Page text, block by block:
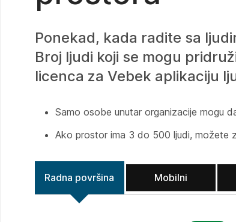
Ponekad, kada radite sa
Broj ljudi koji se mogu
licenca za Vebek aplikaciju
Samo osobe unutar organizacije mogu
Ako prostor ima 3 do 500 ljudi, možete
Radna površina Mobilni